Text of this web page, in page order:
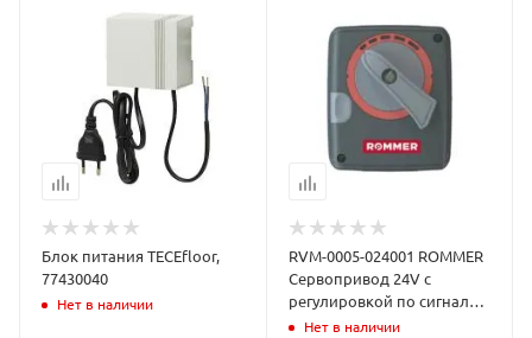
Блок питания TECEfloor,
77430040
Нет в наличии
RVM-0005-024001 ROMMER
Сервопривод 24V c
регулировкой по сигналу
0-10V, 60s, 120s/90°
Нет в наличии